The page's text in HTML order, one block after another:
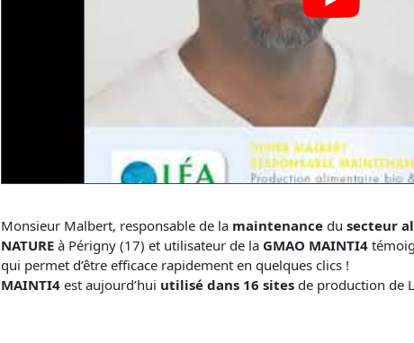
Monsieur Malbert, responsable de la maintenance du secteur
NATURE à Périgny (17) et utilisateur de la GMAO MAINTI4
qui permet d’être efficace rapidement en quelques clics !
MAINTI4 est aujourd’hui utilisé dans 16 sites de production de